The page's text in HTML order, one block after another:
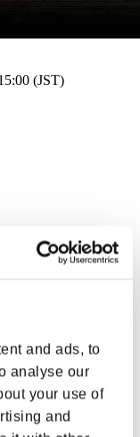
and ads, to
analyse our
your use of
and
(JST)